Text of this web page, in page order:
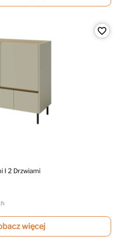
favorite_border
I 2 Drzwiami
więcej